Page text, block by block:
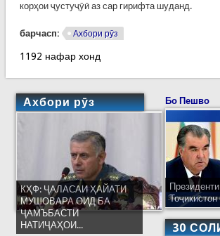
корҳои ҷустуҷӯӣ аз сар гирифта шуданд.
барчасп: Ахбори рӯз
1192 нафар хонд
Ахбори рӯз
КҲФ: ҶАЛАСАИ ҲАЙАТИ
МУШОВАРА ОИД БА
ҶАМЪБАСТИ
НАТИҶАҲОИ...
Бо Пешво
30